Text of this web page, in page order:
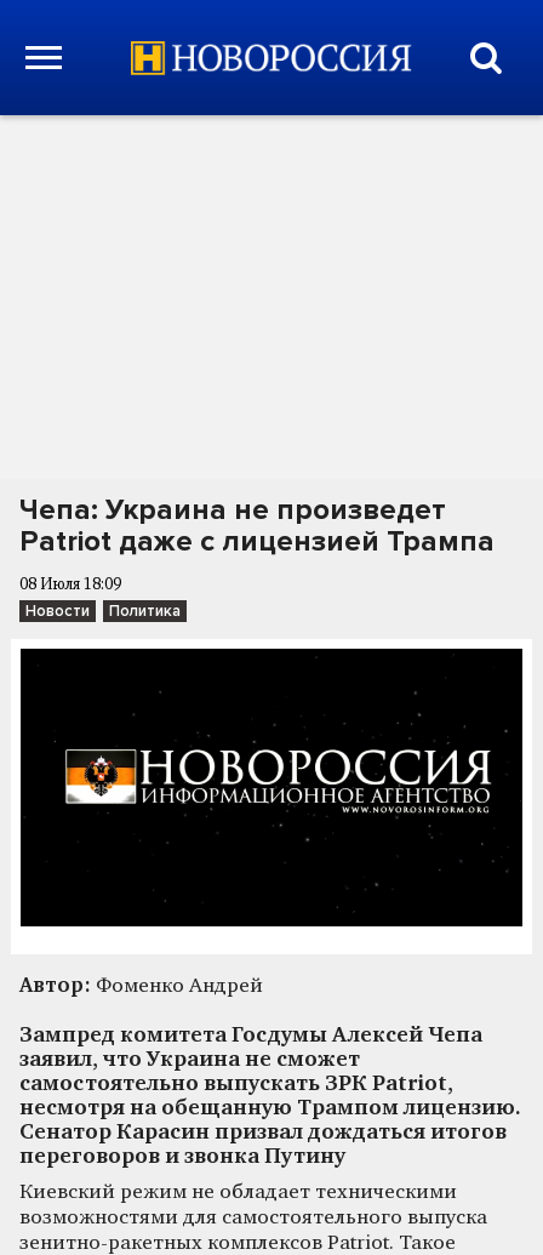
Чепа: Украина не произведет
Patriot даже с лицензией Трампа
08 Июля 18:09
Новости Политика
Автор: Фоменко Андрей
Зампред комитета Госдумы Алексей Чепа
заявил, что Украина не сможет
самостоятельно выпускать ЗРК Patriot,
несмотря на обещанную Трампом лицензию.
Сенатор Карасин призвал дождаться итогов
переговоров и звонка Путину
Киевский режим не обладает техническими
возможностями для самостоятельного выпуска
зенитно-ракетных комплексов Patriot. Такое